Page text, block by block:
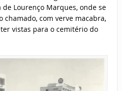
de Lourenço Marques, onde se
chamado, com verve macabra,
vistas para o cemitério do